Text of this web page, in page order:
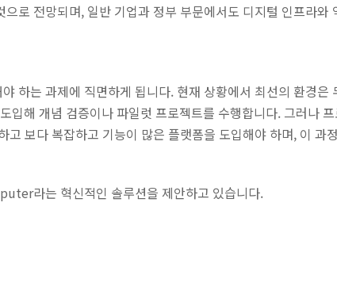
로 전망되며, 일반 기업과 정부 부문에서도 디지털 인프라와
하는 과제에 직면하게 됩니다. 현재 상황에서 최선의 환경
입해 개념 검증이나 파일럿 프로젝트를 수행합니다. 그러나
보다 복잡하고 기능이 많은 플랫폼을 도입해야 하며, 이 과
라는 혁신적인 솔루션을 제안하고 있습니다.